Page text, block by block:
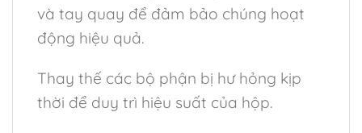
và tay quay để đảm bảo chúng hoạt
động hiệu quả.
Thay thế các bộ phận bị hư hỏng kịp
thời để duy trì hiệu suất của hộp.